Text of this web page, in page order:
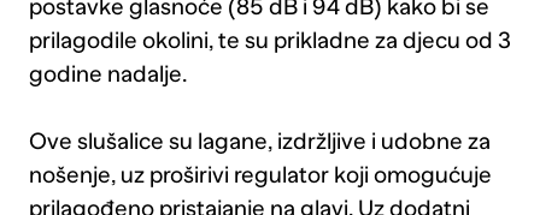
postavke glasnoće (85 dB i 94 dB) kako bi se
prilagodile okolini, te su prikladne za djecu od 3
godine nadalje.
Ove slušalice su lagane, izdržljive i udobne za
nošenje, uz proširivi regulator koji omogućuje
prilagođeno pristajanje na glavi. Uz dodatni